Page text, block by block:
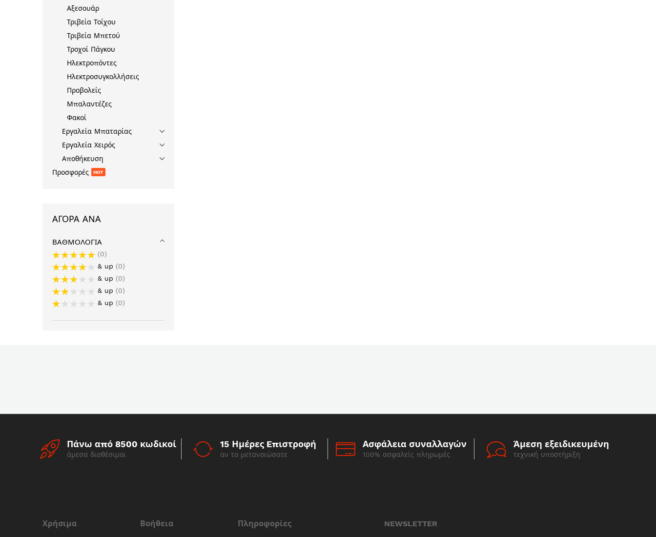
Αξεσουάρ
Τριβεία Τοίχου
Τριβεία Μπετού
Τροχοί Πάγκου
Ηλεκτροπόντες
Ηλεκτροσυγκολλήσεις
Προβολείς
Μπαλαντέζες
Φακοί
Εργαλεία Μπαταρίας
Εργαλεία Χειρός
Αποθήκευση
Προσφορές
HOT
ΑΓΟΡΆ ΑΝΆ
ΒΑΘΜΟΛΟΓΊΑ
0
& up
0
& up
0
& up
0
& up
0
Πάνω από 8500 κωδικοί
άμεσα διαθέσιμοι
15 Ημέρες Eπιστροφή
αν το μετανοιώσατε
Ασφάλεια συναλλαγών
100% ασφαλείς πληρωμές
Άμεση εξειδικευμένη
τεχνική υποστήριξη
Χρήσιμα Βοήθεια Πληροφορίες NEWSLETTER